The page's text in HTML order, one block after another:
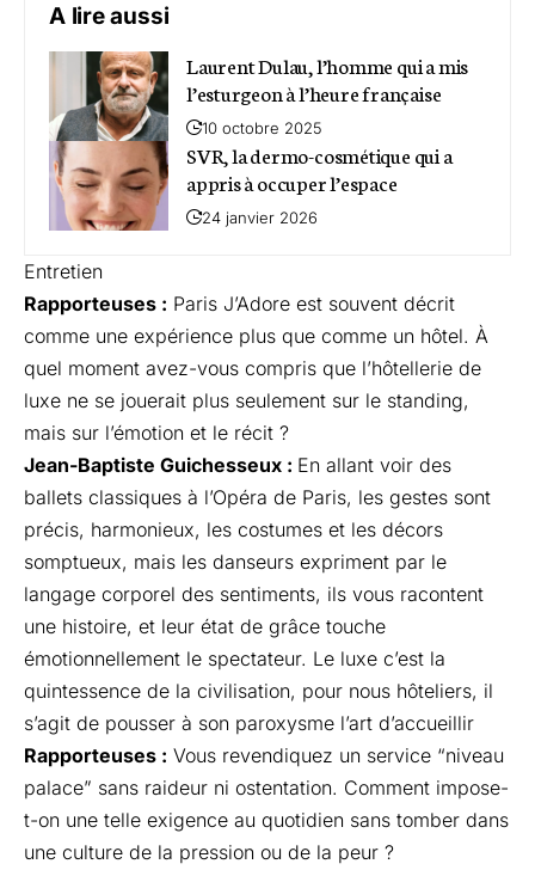
A lire aussi
Laurent Dulau, l’homme qui a mis
l’esturgeon à l’heure française
10 octobre 2025
SVR, la dermo-cosmétique qui a
appris à occuper l’espace
24 janvier 2026
Entretien
Rapporteuses : Paris J’Adore est souvent décrit
comme une expérience plus que comme un hôtel. À
quel moment avez-vous compris que l’hôtellerie de
luxe ne se jouerait plus seulement sur le standing,
mais sur l’émotion et le récit ?
Jean-Baptiste Guichesseux : En allant voir des
ballets classiques à l’Opéra de Paris, les gestes sont
précis, harmonieux, les costumes et les décors
somptueux, mais les danseurs expriment par le
langage corporel des sentiments, ils vous racontent
une histoire, et leur état de grâce touche
émotionnellement le spectateur. Le luxe c’est la
quintessence de la civilisation, pour nous hôteliers, il
s’agit de pousser à son paroxysme l’art d’accueillir
Rapporteuses : Vous revendiquez un service “niveau
palace” sans raideur ni ostentation. Comment impose-
t-on une telle exigence au quotidien sans tomber dans
une culture de la pression ou de la peur ?